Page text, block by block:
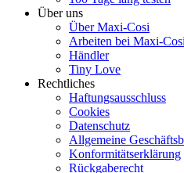
Über uns
Über Maxi-Cosi
Arbeiten bei Maxi-Cosi
Händler
Tiny Love
Rechtliches
Haftungsausschluss
Cookies
Datenschutz
Allgemeine
Konformitätserklärung
Rückgaberecht